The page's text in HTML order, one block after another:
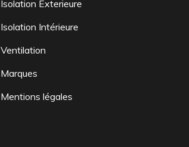
Isolation Exterieure
Isolation Intérieure
Ventilation
Marques
Mentions légales